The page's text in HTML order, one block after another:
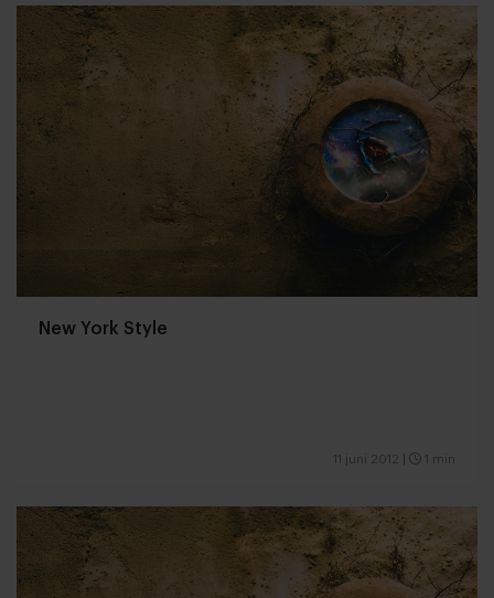
New York Style
11 juni 2012 1 min